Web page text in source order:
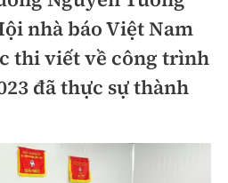
nhà báo Việt Nam
thi viết về công trình
đã thực sự thành